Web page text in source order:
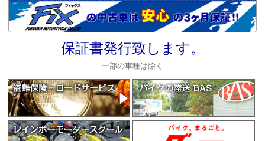
保証書発行致します。
一部の車種は除く